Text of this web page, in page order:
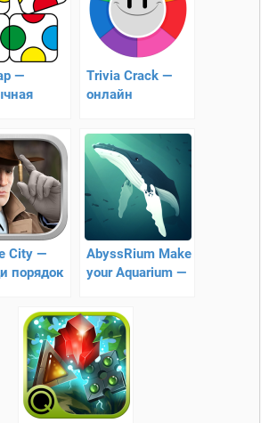
—
Trivia Crack —
онлайн
City —
порядок
AbyssRium Make
your Aquarium —
аквариум